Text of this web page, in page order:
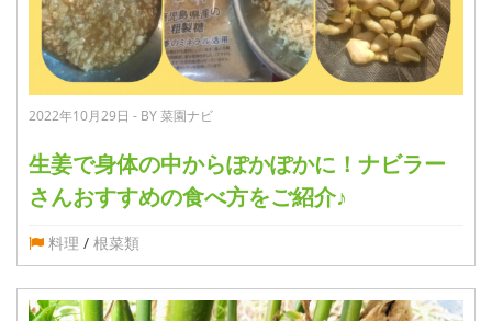
2022年10月29日 - BY 菜園ナビ
生姜で身体の中からぽかぽかに！ナビラー
さんおすすめの食べ方をご紹介♪
料理 / 根菜類